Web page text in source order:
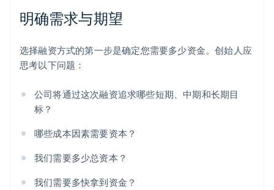
明确需求与期望
选择融资方式的第一步是确定您需要多少资金。创始人应
思考以下问题：
公司将通过这次融资追求哪些短期、中期和长期目
标？
哪些成本因素需要资本？
我们需要多少总资本？
我们需要多快拿到资金？